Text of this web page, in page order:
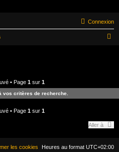
Connexion
h
r
• Page 1sur 1
vos critères de recherche.
• Page 1sur 1
Aller à
Heures au format UTC+02:00
les cookies